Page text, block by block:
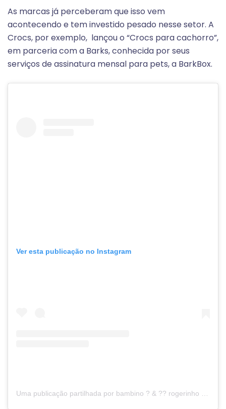
As marcas já perceberam que isso vem
acontecendo e tem investido pesado nesse setor. A
Crocs, por exemplo, lançou o “Crocs para cachorro”,
em parceria com a Barks, conhecida por seus
serviços de assinatura mensal para pets, a BarkBox.
Ver esta publicação no Instagram
Uma publicação partilhada por bambino ? & ?‍? rogerinho (@viralatacaramelo)